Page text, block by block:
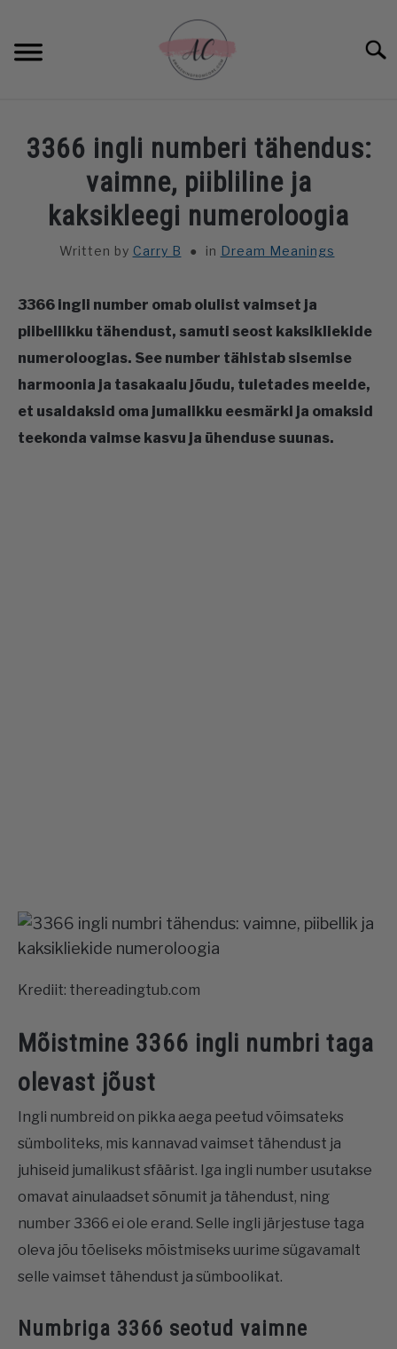
content
SPIRITUAL MEANINGS
DREAM MEANINGS
ASTROLOGY
3366 ingli numberi tähendus:
vaimne, piibliline ja
kaksikleegi numeroloogia
Written by Carry B in Dream Meanings
3366 ingli number omab olulist vaimset ja
piibellikku tähendust, samuti seost kaksikliekide
numeroloogias. See number tähistab sisemise
harmoonia ja tasakaalu jõudu, tuletades meelde,
et usaldaksid oma jumalikku eesmärki ja omaksid
teekonda vaimse kasvu ja ühenduse suunas.
Krediit: thereadingtub.com
Mõistmine 3366 ingli numbri taga
olevast jõust
Ingli numbreid on pikka aega peetud võimsateks
sümboliteks, mis kannavad vaimset tähendust ja
juhiseid jumalikust sfäärist. Iga ingli number usutakse
omavat ainulaadset sõnumit ja tähendust, ning
number 3366 ei ole erand. Selle ingli järjestuse taga
oleva jõu tõeliseks mõistmiseks uurime sügavamalt
selle vaimset tähendust ja sümboolikat.
Numbriga 3366 seotud vaimne